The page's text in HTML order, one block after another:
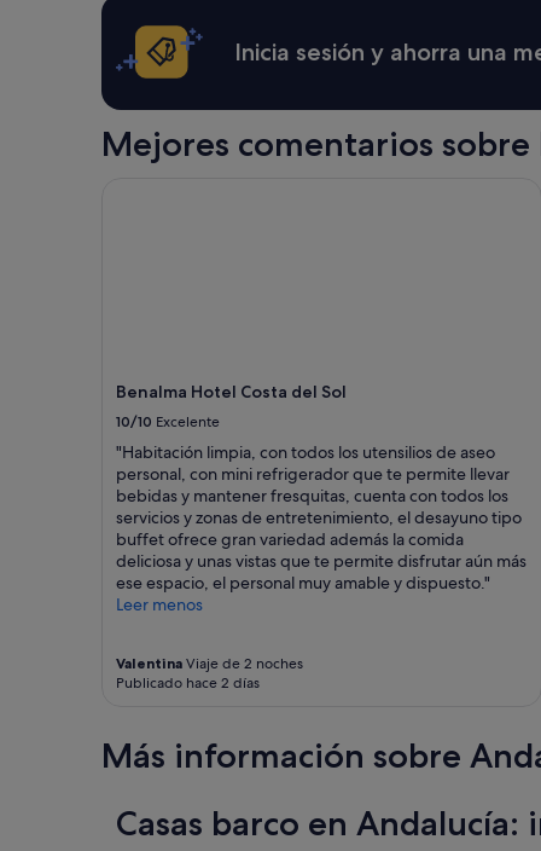
términos
condiciones
adicionales.
Inicia sesión y ahorra una
Mejores comentarios
Benalma Hotel Costa del Sol
10/10 Excelente
"Habitación limpia, con todos los utensilios de aseo
personal, con mini refrigerador que te permite llevar
bebidas y mantener fresquitas, cuenta con todos los
servicios y zonas de entretenimiento, el desayuno tipo
buffet ofrece gran variedad además la comida
deliciosa y unas vistas que te permite disfrutar aún más
ese espacio, el personal muy amable y dispuesto."
Leer menos
Valentina Viaje de 2 noches
Publicado hace 2 días
Más información sobre
Casas barco en Andalucía: